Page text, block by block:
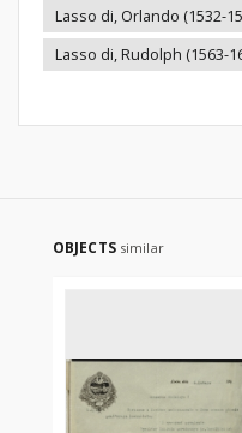
Lasso di, Orlando (1532-
Lasso di, Rudolph (1563-
OBJECTS similar